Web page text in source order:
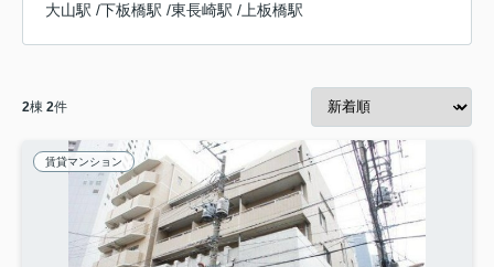
大山駅 /下板橋駅 /東長崎駅 / 上板橋駅
2棟 2件
賃貸マンション